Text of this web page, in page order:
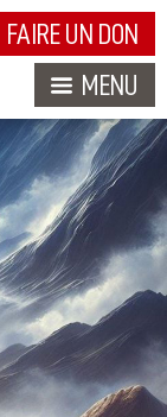
FAIRE UN DON
MENU